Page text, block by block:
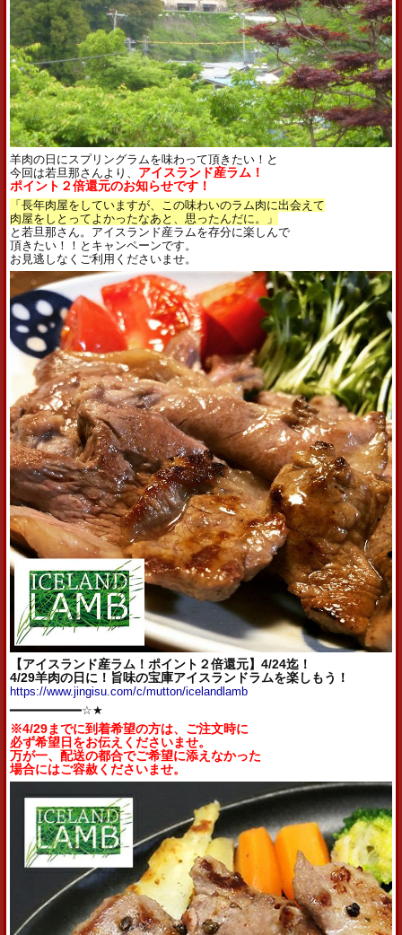
羊肉の日にスプリングラムを味わって頂きたい！と
今回は若旦那さんより、 アイスランド産ラム！
ポイント２倍還元のお知らせです！
「長年肉屋をしていますが、この味わいのラム肉に出会えて
肉屋をしとってよかったなあと、思ったんだに。」
と若旦那さん。アイスランド産ラムを存分に楽しんで
頂きたい！！とキャンペーンです。
お見逃しなくご利用くださいませ。
【アイスランド産ラム！ポイント２倍還元】4/24迄！
4/29羊肉の日に！旨味の宝庫アイスランドラムを楽しもう！
https://www.jingisu.com/c/mutton/icelandlamb
━━━━━━━━━━☆★
※4/29までに到着希望の方は、ご注文時に
必ず希望日をお伝えくださいませ。
万が一、配送の都合でご希望に添えなかった
場合にはご容赦くださいませ。